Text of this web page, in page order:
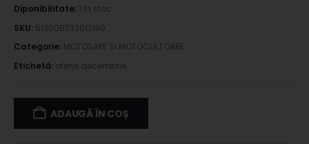
Diponibilitate: 1 în stoc
SKU: 51300BT330G190
Categorie: MOTOSAPE SI MOTOCULTOARE
Etichetă: oferte decembrie
ADAUGĂ ÎN COȘ